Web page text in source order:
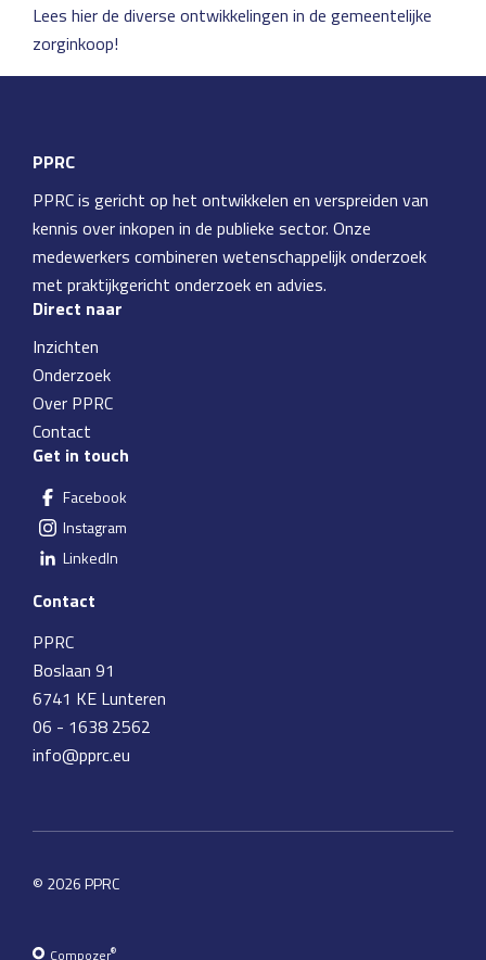
Lees hier de diverse ontwikkelingen in de gemeentelijke
zorginkoop!
PPRC
PPRC is gericht op het ontwikkelen en verspreiden van
kennis over inkopen in de publieke sector. Onze
medewerkers combineren wetenschappelijk onderzoek
met praktijkgericht onderzoek en advies.
Direct naar
Inzichten
Onderzoek
Over PPRC
Contact
Get in touch
Facebook
Instagram
LinkedIn
Contact
PPRC
Boslaan 91
6741 KE Lunteren
06 - 1638 2562
info@pprc.eu
© 2026 PPRC
Compozer®